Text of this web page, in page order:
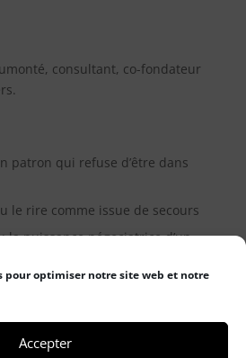
pour optimiser notre site web et notre
Accepter
consultant, co-fondateur
patron qui refuse d’être dans
le rire comme issue de secours
la puissance négociatrice d’un